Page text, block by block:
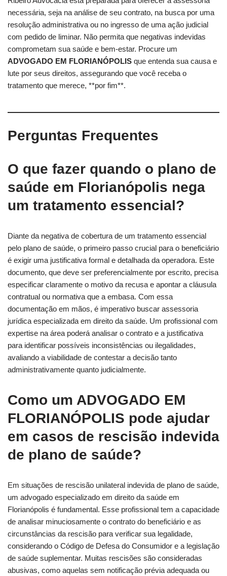
necessária, seja na análise de seu contrato, na busca por uma
resolução administrativa ou no ingresso de uma ação judicial
com pedido de liminar. Não permita que negativas indevidas
comprometam sua saúde e bem-estar. Procure um
ADVOGADO EM FLORIANÓPOLIS que entenda sua causa e
lute por seus direitos, assegurando que você receba o
tratamento que merece, **por fim**.
Perguntas Frequentes
O que fazer quando o plano de
saúde em Florianópolis nega
um tratamento essencial?
Diante da negativa de cobertura de um tratamento essencial
pelo plano de saúde, o primeiro passo crucial para o beneficiário
é exigir uma justificativa formal e detalhada da operadora. Este
documento, que deve ser preferencialmente por escrito, precisa
especificar claramente o motivo da recusa e apontar a cláusula
contratual ou normativa que a embasa. Com essa
documentação em mãos, é imperativo buscar assessoria
jurídica especializada em direito da saúde. Um profissional com
expertise na área poderá analisar o contrato e a justificativa
para identificar possíveis inconsistências ou ilegalidades,
avaliando a viabilidade de contestar a decisão tanto
administrativamente quanto judicialmente.
Como um ADVOGADO EM
FLORIANÓPOLIS pode ajudar
em casos de rescisão indevida
de plano de saúde?
Em situações de rescisão unilateral indevida de plano de saúde,
um advogado especializado em direito da saúde em
Florianópolis é fundamental. Esse profissional tem a capacidade
de analisar minuciosamente o contrato do beneficiário e as
circunstâncias da rescisão para verificar sua legalidade,
considerando o Código de Defesa do Consumidor e a legislação
de saúde suplementar. Muitas rescisões são consideradas
abusivas, como aquelas sem notificação prévia adequada ou